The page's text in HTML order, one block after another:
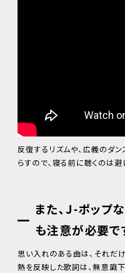
反復するリズムや、広義のダ
らすので、寝る前に聴くのは避
また、J-ポップ
も注意が必要で
思い入れのある曲は、それだ
熱を反映した歌詞は、無意識